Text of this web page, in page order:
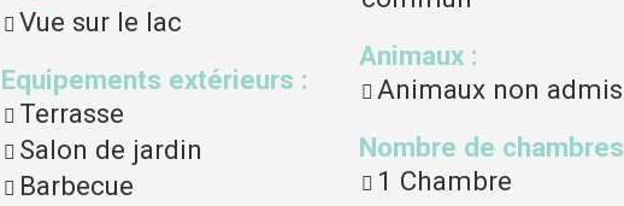
Vue sur le lac
Equipements extérieurs :
Terrasse
Salon de jardin
Barbecue
Animaux :
Animaux non admis
Nombre de chambres
1 Chambre